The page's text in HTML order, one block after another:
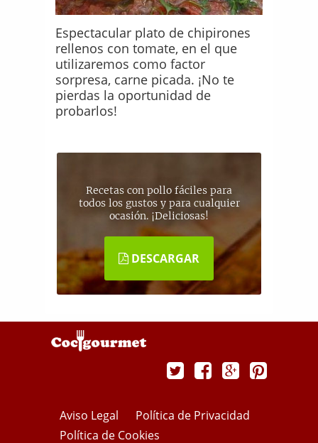
Espectacular plato de chipirones
rellenos con tomate, en el que
utilizaremos como factor
sorpresa, carne picada. ¡No te
pierdas la oportunidad de
probarlos!
Recetas con pollo fáciles para
todos los gustos y para cualquier
ocasión. ¡Deliciosas!
DESCARGAR
Aviso Legal
Política de Privacidad
Política de Cookies